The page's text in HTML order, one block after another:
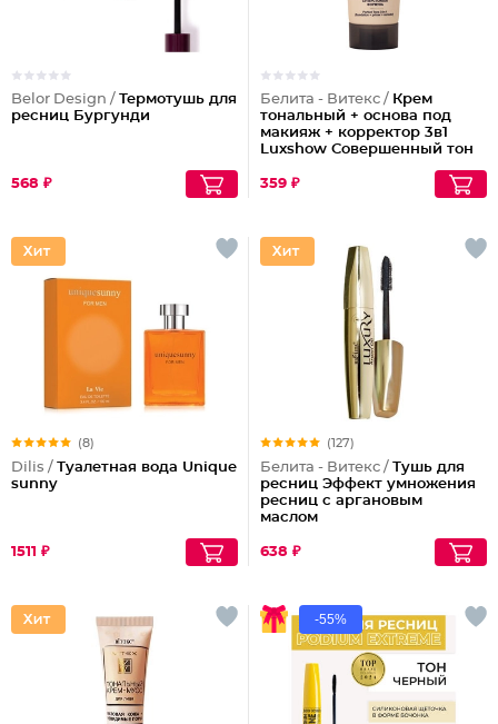
Belor Design / Термотушь для
ресниц Бургунди
568 ₽
Белита - Витекс / Крем
тональный + основа под
макияж + корректор 3в1
Luxshow Совершенный тон
359 ₽
(8)
Dilis / Туалетная вода Unique
sunny
1511 ₽
(127)
Белита - Витекс / Тушь для
ресниц Эффект умножения
ресниц с аргановым
маслом
638 ₽
-55%